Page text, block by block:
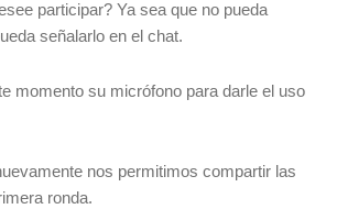
participar? Ya sea que no pueda
señalarlo en el chat.
momento su micrófono para darle el uso
nos permitimos compartir las
ronda.